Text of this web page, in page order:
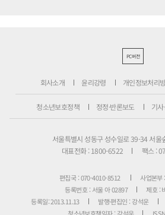
PC버전
회사소개 윤리강령 개인정보처리
청소년보호정책 정정·반론보도 기
서울특별시 성동구 성수일로 39-34 서울
대표전화 : 1800-6522
팩스 :
편집국 : 070-4010-8512
사업본
등록번호 : 서울 아 02897
제호 :
등록일: 2013.11.13
발행·편집인 : 강석운